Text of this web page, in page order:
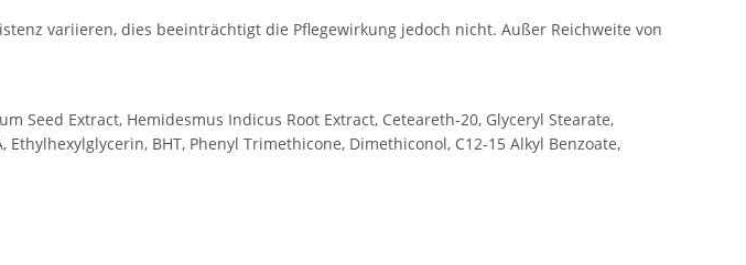
variieren, dies beeinträchtigt die Pflegewirkung jedoch nicht. Außer Reichweite von
Seed Extract, Hemidesmus Indicus Root Extract, Ceteareth-20, Glyceryl Stearate,
BHT, Phenyl Trimethicone, Dimethiconol, C12-15 Alkyl Benzoate,